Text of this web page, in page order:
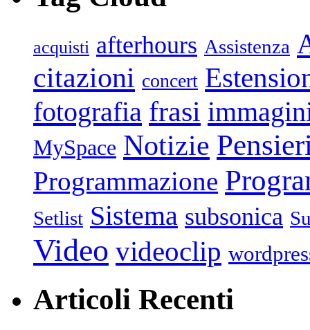
acquisti afterhours Assistenza
citazioni concert
fotografia frasi
MySpace Notizie
Programmazione
Setlist Sistema subsonica
Video videoclip
Articoli Recenti